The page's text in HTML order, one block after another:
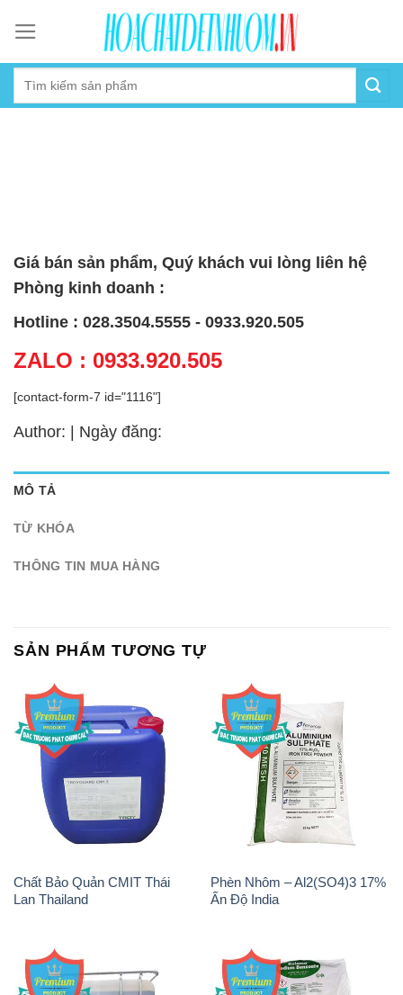
content
Giá bán sản phẩm, Quý khách vui lòng liên hệ
Phòng kinh doanh :
Hotline : 028.3504.5555 - 0933.920.505
ZALO : 0933.920.505
[contact-form-7 id="1116"]
Author: | Ngày đăng:
MÔ TẢ
TỪ KHÓA
THÔNG TIN MUA HÀNG
SẢN PHẨM TƯƠNG TỰ
Chất Bảo Quản CMIT Thái
Lan Thailand
Phèn Nhôm – Al2(SO4)3 17%
Ấn Độ India